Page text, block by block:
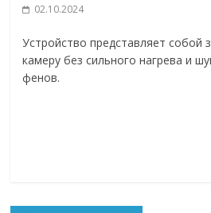
02.10.2024
Устройство представляет собой
камеру без сильного нагрева и
фенов.